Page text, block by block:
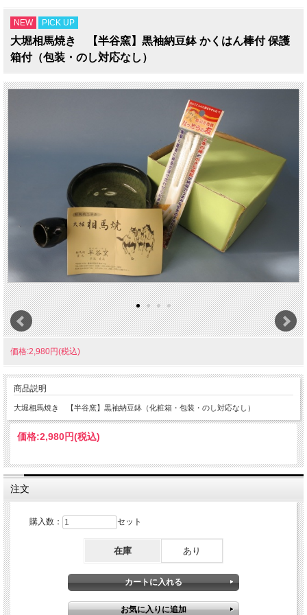
NEW PICK UP
大堀相馬焼き 【半谷窯】黒袖納豆鉢 かくはん棒付 保護
箱付（包装・のし対応なし）
価格:2,980円(税込)
商品説明
大堀相馬焼き 【半谷窯】黒袖納豆鉢（化粧箱・包装・のし対応なし）
価格:2,980円(税込)
注文
購入数： セット
在庫 あり